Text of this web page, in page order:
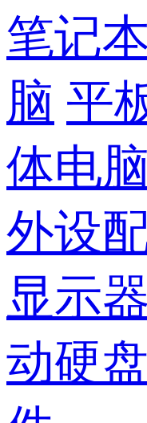
笔记
脑 平
体电脑
外设
显示器
动硬盘